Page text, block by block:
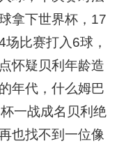
拿下世界杯，17
比赛打入6球，
怀疑贝利年龄造
年代，什么姆巴
一战成名贝利绝
也找不到一位像